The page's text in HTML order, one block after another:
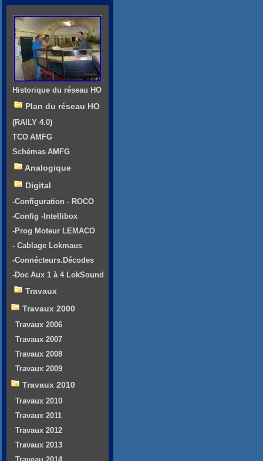
Historique du réseau HO
Plan du réseau HO
(RAILY 4.0)
TCO AMFG
Schémas AMFG
Analogique
Digital
-Configuration - ROCO
-Config -Intellibox
-Prog Moteur LEMACO
- Cablage Lokmaus
-Connécteurs.Décodes
-Doc Aux 1 à 4 LokSound
Travaux
Travaux 2000
Travaux 2006
Travaux 2007
Travaux 2008
Travaux 2009
Travaux 2010
Travaux 2010
Travaux 2011
Travaux 2012
Travaux 2013